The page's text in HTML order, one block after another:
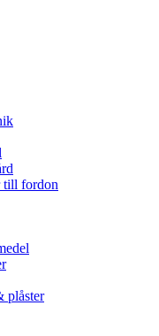
till fordon
plåster